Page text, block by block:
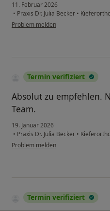
11. Februar 2026
• Praxis Dr. Julia Becker •
Problem melden
Termin verifiziert
Absolut zu empfehlen.
Team.
19. Januar 2026
• Praxis Dr. Julia Becker •
Problem melden
Termin verifiziert